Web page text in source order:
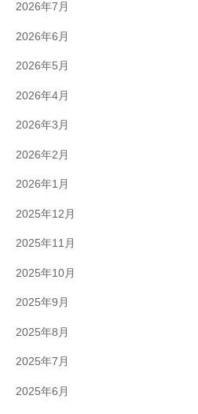
2026年7月
2026年6月
2026年5月
2026年4月
2026年3月
2026年2月
2026年1月
2025年12月
2025年11月
2025年10月
2025年9月
2025年8月
2025年7月
2025年6月